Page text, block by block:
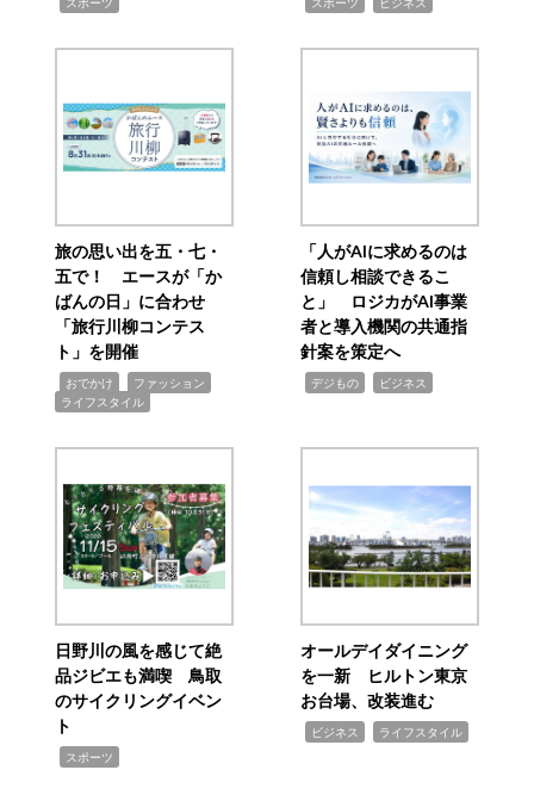
スポーツ スポーツ ビジネス
旅の思い出を五・七・
五で！ エースが「か
ばんの日」に合わせ
「旅行川柳コンテス
ト」を開催
おでかけ ファッション
ライフスタイル
「人がAIに求めるのは
信頼し相談できるこ
と」 ロジカがAI事業
者と導入機関の共通指
針案を策定へ
デジもの ビジネス
日野川の風を感じて絶
品ジビエも満喫 鳥取
のサイクリングイベン
ト
スポーツ
オールデイダイニング
を一新 ヒルトン東京
お台場、改装進む
ビジネス ライフスタイル